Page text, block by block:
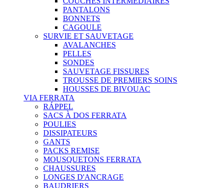
PANTALONS
BONNETS
CAGOULE
SURVIE ET SAUVETAGE
AVALANCHES
PELLES
SONDES
SAUVETAGE FISSURES
TROUSSE DE PREMIERS SOINS
HOUSSES DE BIVOUAC
VIA FERRATA
RÁPPEL
SACS À DOS FERRATA
POULIES
DISSIPATEURS
GANTS
PACKS REMISE
MOUSQUETONS FERRATA
CHAUSSURES
LONGES D'ANCRAGE
BAUDRIERS